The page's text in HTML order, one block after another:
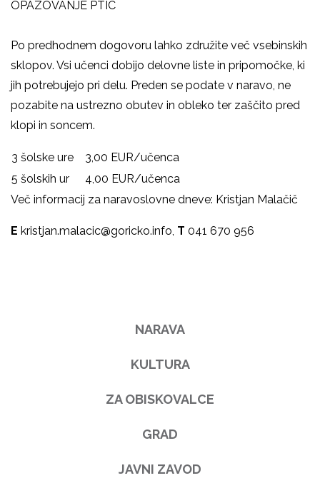
OPAZOVANJE PTIC
Po predhodnem dogovoru lahko združite več vsebinskih
sklopov. Vsi učenci dobijo delovne liste in pripomočke, ki
jih potrebujejo pri delu. Preden se podate v naravo, ne
pozabite na ustrezno obutev in obleko ter zaščito pred
klopi in soncem.
3 šolske ure
3,00 EUR/učenca
5 šolskih ur
4,00 EUR/učenca
Več informacij za naravoslovne dneve: Kristjan Malačič
E kristjan.malacic@goricko.info, T 041 670 956
NARAVA
KULTURA
ZA OBISKOVALCE
GRAD
JAVNI ZAVOD